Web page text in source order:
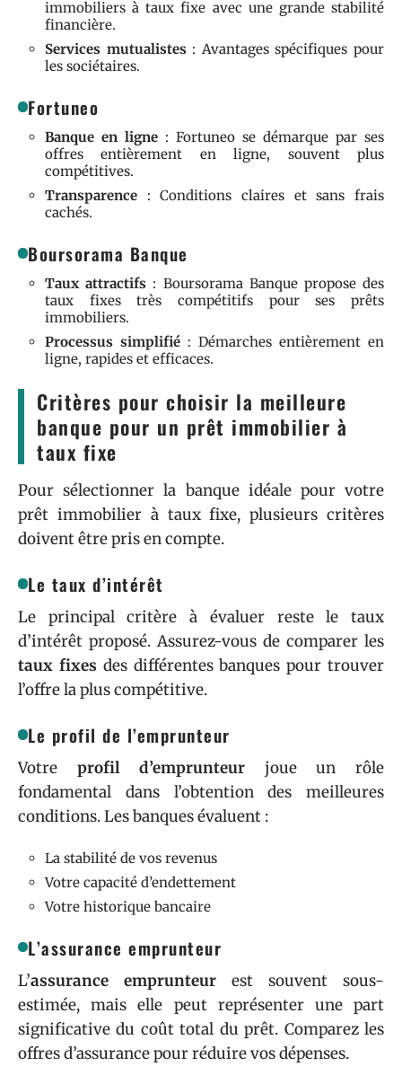
immobiliers à taux fixe avec une grande stabilité
financière.
Services mutualistes: Avantages spécifiques pour
les sociétaires.
Fortuneo
Banque en ligne : Fortuneo se démarque par ses
offres entièrement en ligne, souvent plus
compétitives.
Transparence : Conditions claires et sans frais
cachés.
Boursorama Banque
Taux attractifs : Boursorama Banque propose des
taux fixes très compétitifs pour ses prêts
immobiliers.
Processus simplifié : Démarches entièrement en
ligne, rapides et efficaces.
Critères pour choisir la meilleure
banque pour un prêt immobilier à
taux fixe
Pour sélectionner la banque idéale pour votre
prêt immobilier à taux fixe, plusieurs critères
doivent être pris en compte.
Le taux d’intérêt
Le principal critère à évaluer reste le taux
d’intérêt proposé. Assurez-vous de comparer les
taux fixes des différentes banques pour trouver
l’offre la plus compétitive.
Le profil de l’emprunteur
Votre profil d’emprunteur joue un rôle
fondamental dans l’obtention des meilleures
conditions. Les banques évaluent :
La stabilité de vos revenus
Votre capacité d’endettement
Votre historique bancaire
L’assurance emprunteur
L’assurance emprunteur est souvent sous-
estimée, mais elle peut représenter une part
significative du coût total du prêt. Comparez les
offres d’assurance pour réduire vos dépenses.